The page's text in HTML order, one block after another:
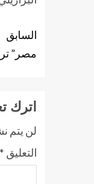
السابق
مصر”
اترك
لن يتم
التعليق *